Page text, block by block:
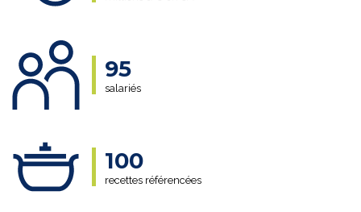
95
salariés
100
recettes référencées